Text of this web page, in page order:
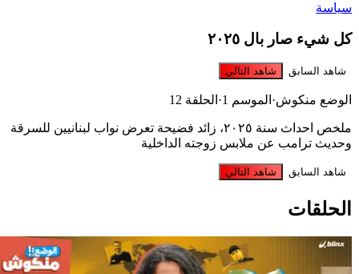
سياسة
كل شيء صار بال ٢٠٢٥
شاهد السابق شاهد التالي
الوضع منكوش· الموسم 1 ·الحلقة 12
ملخص احداث سنة ٢٠٢٥، زائد فضيحة تعرض نواب لبنانيين للسرقة
وحديث ترامب عن ملابس زوجته الداخلية
شاهد السابق شاهد التالي
الحلقات